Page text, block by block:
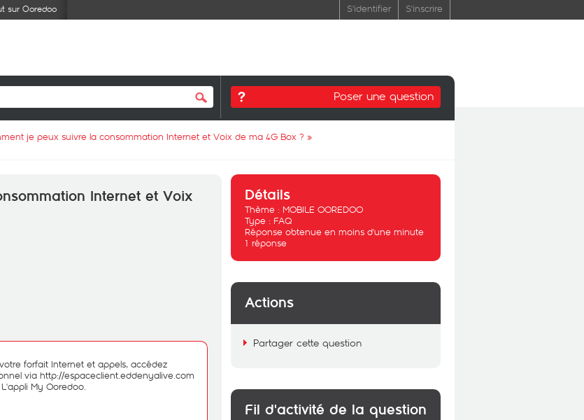
sur Ooredoo S'identifier S'inscrire
Poser une question
je peux suivre la consommation Internet et Voix de ma 4G Box ? »
Internet et Voix
forfait Internet et appels, accédez
via http://espaceclient.eddenyalive.com
My Ooredoo.
Détails
Thème : MOBILE OOREDOO
Type : FAQ
Réponse obtenue en moins d'une minute
1 réponse
Actions
Partager cette question
Fil d'activité de la question